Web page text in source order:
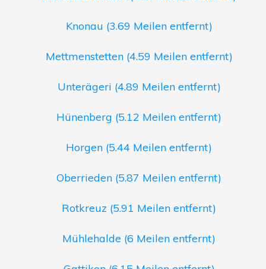
Knonau (3.69 Meilen entfernt)
Mettmenstetten (4.59 Meilen entfernt)
Unterägeri (4.89 Meilen entfernt)
Hünenberg (5.12 Meilen entfernt)
Horgen (5.44 Meilen entfernt)
Oberrieden (5.87 Meilen entfernt)
Rotkreuz (5.91 Meilen entfernt)
Mühlehalde (6 Meilen entfernt)